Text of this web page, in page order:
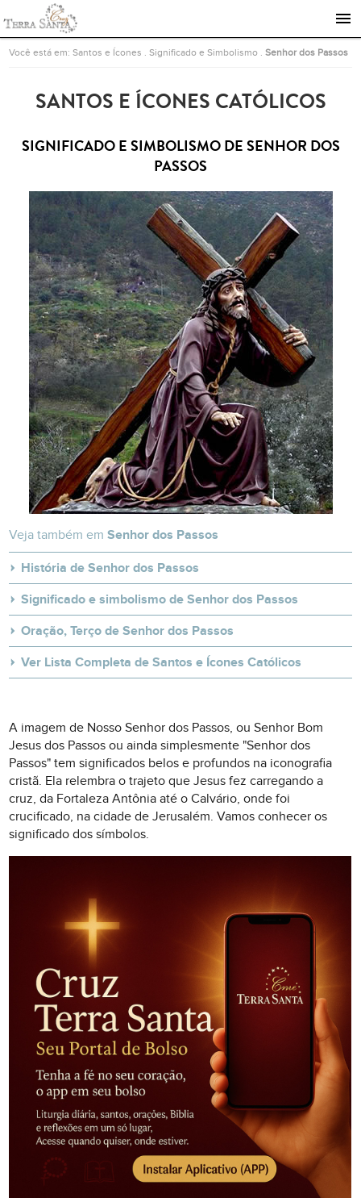
Ir para a página inicial
Você está em:Santos e Ícones .Significado e Simbolismo .Senhor dos Passos
SANTOS E ÍCONES CATÓLICOS
SIGNIFICADO E SIMBOLISMO DE SENHOR DOS
PASSOS
Veja também emSenhor dos Passos
História de Senhor dos Passos
Significado e simbolismo de Senhor dos Passos
Oração, Terço de Senhor dos Passos
Ver Lista Completa de Santos e Ícones Católicos
A imagem de Nosso Senhor dos Passos, ou Senhor Bom
Jesus dos Passos ou ainda simplesmente "Senhor dos
Passos" tem significados belos e profundos na iconografia
cristã. Ela relembra o trajeto que Jesus fez carregando a
cruz, da Fortaleza Antônia até o Calvário, onde foi
crucificado, na cidade de Jerusalém. Vamos conhecer os
significado dos símbolos.